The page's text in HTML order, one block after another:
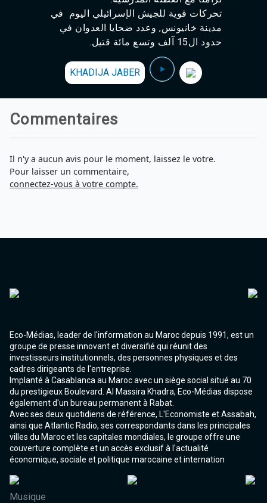
Agadir 99.7 Hz
Tanger 103.3 Hz
Tétouan 87.8 Hz
Fès 98.8 Hz
Meknès 97.2 Hz
El Jadida 97.3
Settat 104,6
Chefchaouen 106.4
Tiznit 103.1
SkhourRhamna 92.2
Taroudant 104.9
تحركات قوية للجيش الإسرائيلي اليوم في
مدينة خانيونس, وعدد ضحايا العدوان في
حدود ال15 آلف وتسع مائة قتيل.
KHADIJA JABER
Commentaires
Il n'y a aucun avis pour le moment, laissez le votre.
Pour laisser un commentaire,
connectez-vous à votre compte.
Eco-Médias, leader de l'information au Maroc depuis 1991, est un
groupe de presse innovant et diversifié qui réunit des
investisseurs institutionnels, des personnes physiques et des
cadres dirigeants de l'entreprise.
Implanté à Casablanca au Maroc avec un siège social situé au 70
du prestigieux Boulevard. Al Massira Khadra, Eco-Médias dispose
également d'un bureau permanent à Rabat.
Avec ses deux quotidiens de référence, L'Economiste et Assabah,
ainsi que Atlantic Radio, ses correspondants dans les principales
villes du Maroc et les capitales mondiales, le groupe offre une
couverture complète et un accès exclusif à l'actualité
économique, sociale et politique marocaine et internation
Musique